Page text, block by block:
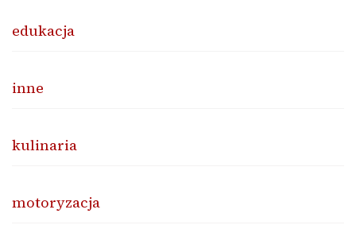
edukacja
inne
kulinaria
motoryzacja